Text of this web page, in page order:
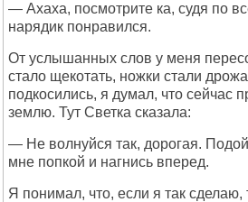
— Ахаха, посмотрите ка, судя по
нарядик понравился.
От услышанных слов у меня
стало щекотать, ножки стали
подкосились, я думал, что сейчас
землю. Тут Светка сказала:
— Не волнуйся так, дорогая.
мне попкой и нагнись вперед.
Я понимал, что, если я так